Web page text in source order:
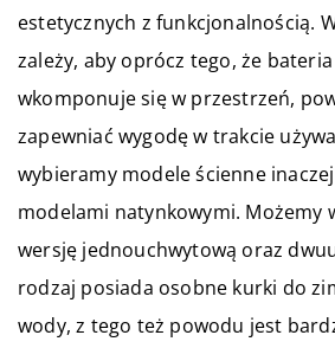
estetycznych z funkcjonalnością.
zależy, aby oprócz tego, że bateria
wkomponuje się w przestrzeń,
zapewniać wygodę w trakcie
wybieramy modele ścienne
modelami natynkowymi. Możemy
wersję jednouchwytową oraz
rodzaj posiada osobne kurki do
wody, z tego też powodu jest